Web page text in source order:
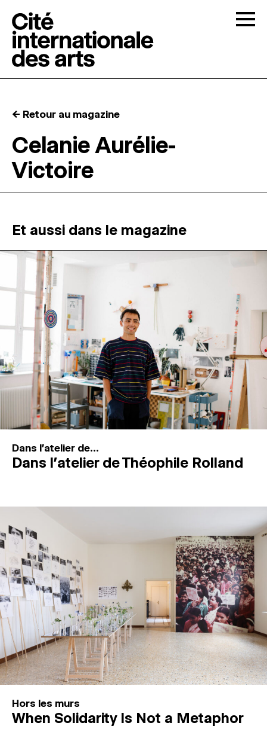
RÉSIDENCES ↓
MAGAZINE
ESPACES DE PRATIQUE ARTISTIQUE
Recherche
Connexion
↓
← Retour au magazine
Celanie Aurélie-
Victoire
Et aussi dans le magazine
Dans l'atelier de...
Dans l’atelier de Théophile Rolland
Hors les murs
When Solidarity Is Not a Metaphor